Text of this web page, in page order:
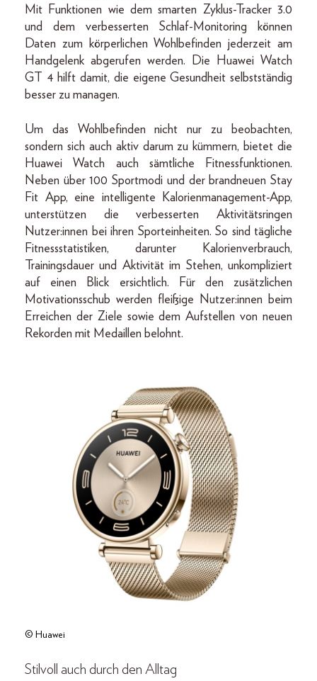
Mit Funktionen wie dem smarten Zyklus-Tracker 3.0
und dem verbesserten Schlaf-Monitoring können
Daten zum körperlichen Wohlbefinden jederzeit am
Handgelenk abgerufen werden. Die Huawei Watch
GT 4 hilft damit, die eigene Gesundheit selbstständig
besser zu managen.
Um das Wohlbefinden nicht nur zu beobachten,
sondern sich auch aktiv darum zu kümmern, bietet die
Huawei Watch auch sämtliche Fitnessfunktionen.
Neben über 100 Sportmodi und der brandneuen Stay
Fit App, eine intelligente Kalorienmanagement-App,
unterstützen die verbesserten Aktivitätsringen
Nutzer:innen bei ihren Sporteinheiten. So sind tägliche
Fitnessstatistiken, darunter Kalorienverbrauch,
Trainingsdauer und Aktivität im Stehen, unkompliziert
auf einen Blick ersichtlich. Für den zusätzlichen
Motivationsschub werden fleißige Nutzer:innen beim
Erreichen der Ziele sowie dem Aufstellen von neuen
Rekorden mit Medaillen belohnt.
© Huawei
Stilvoll auch durch den Alltag